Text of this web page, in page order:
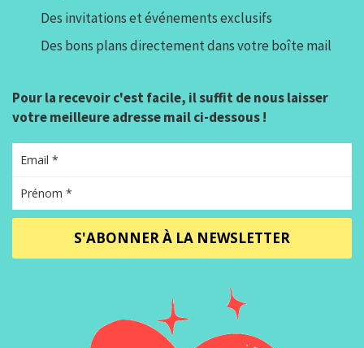
Des invitations et événements exclusifs
Des bons plans directement dans votre boîte mail
Pour la recevoir c'est facile, il suffit de nous laisser
votre meilleure adresse mail ci-dessous !
S'ABONNER À LA NEWSLETTER